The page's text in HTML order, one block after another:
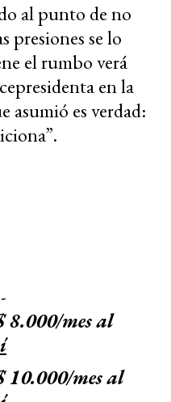
al punto de no
presiones se lo
el rumbo verá
en la
asumió es verdad:
8.000/mes al
10.000/mes al